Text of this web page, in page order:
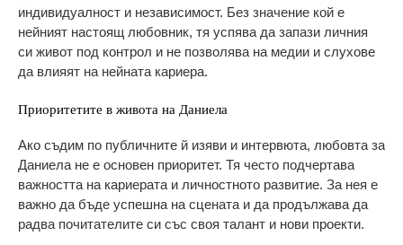
индивидуалност и независимост. Без значение кой е
нейният настоящ любовник, тя успява да запази личния
си живот под контрол и не позволява на медии и слухове
да влияят на нейната кариера.
Приоритетите в живота на Даниела
Ако съдим по публичните й изяви и интервюта, любовта за
Даниела не е основен приоритет. Тя често подчертава
важността на кариерата и личностното развитие. За нея е
важно да бъде успешна на сцената и да продължава да
радва почитателите си със своя талант и нови проекти.